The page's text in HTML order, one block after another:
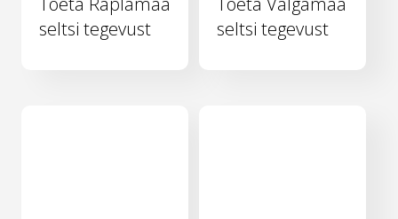
seltsi tegevust
seltsi tegevust